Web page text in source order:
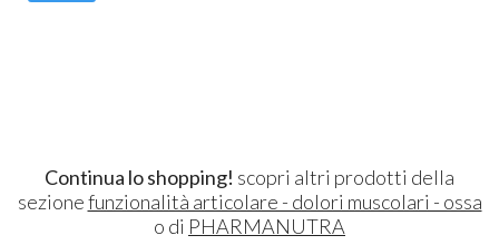
Continua lo shopping! scopri altri prodotti della
sezionefunzionalità articolare - dolori muscolari - ossa
o di PHARMANUTRA